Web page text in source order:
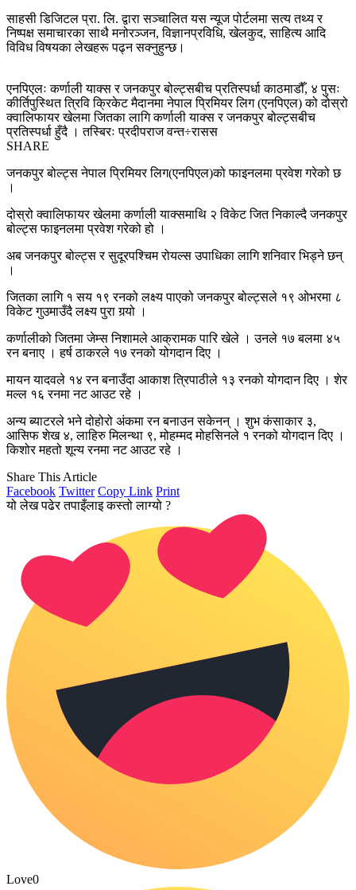
साहसी डिजिटल प्रा. लि. द्वारा सञ्चालित यस न्यूज पोर्टलमा सत्य तथ्य र
निष्पक्ष समाचारका साथै मनोरञ्जन, विज्ञानप्रविधि, खेलकुद, साहित्य आदि
विविध विषयका लेखहरू पढ्न सक्नुहुन्छ।
एनपिएलः कर्णाली याक्स र जनकपुर बोल्ट्सबीच प्रतिस्पर्धा काठमाडौँ, ४ पुसः
कीर्तिपुस्थित त्रिवि क्रिकेट मैदानमा नेपाल प्रिमियर लिग (एनपिएल) को दोस्रो
क्वालिफायर खेलमा जितका लागि कर्णाली याक्स र जनकपुर बोल्ट्सबीच
प्रतिस्पर्धा हुँदै । तस्बिरः प्रदीपराज वन्त÷रासस
SHARE
जनकपुर बोल्ट्स नेपाल प्रिमियर लिग(एनपिएल)को फाइनलमा प्रवेश गरेको छ
।
दोस्रो क्वालिफायर खेलमा कर्णाली याक्समाथि २ विकेट जित निकाल्दै जनकपुर
बोल्ट्स फाइनलमा प्रवेश गरेको हो ।
अब जनकपुर बोल्ट्स र सुदूरपश्चिम रोयल्स उपाधिका लागि शनिवार भिड्ने छन्
।
जितका लागि १ सय १९ रनको लक्ष्य पाएको जनकपुर बोल्ट्सले १९ ओभरमा ८
विकेट गुउमाउँदै लक्ष्य पुरा गर्‍यो ।
कर्णालीको जितमा जेम्स निशामले आक्रामक पारि खेले । उनले १७ बलमा ४५
रन बनाए । हर्ष ठाकरले १७ रनको योगदान दिए ।
मायन यादवले १४ रन बनाउँदा आकाश त्रिपाठीले १३ रनको योगदान दिए । शेर
मल्ल १६ रनमा नट आउट रहे ।
अन्य ब्याटरले भने दोहोरो अंकमा रन बनाउन सकेनन् । शुभ कंसाकार ३,
आसिफ शेख ४, लाहिरु मिलन्था ९, मोहम्मद मोहसिनले १ रनको योगदान दिए ।
किशोर महतो शून्य रनमा नट आउट रहे ।
Share This Article
Facebook Twitter Copy Link Print
यो लेख पढेर तपाइँलाइ कस्तो लाग्यो ?
Love0